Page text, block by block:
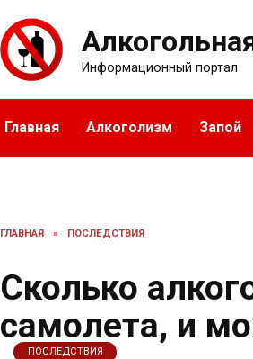
Информационный портал
Главная Алкоголизм Запой
ГЛАВНАЯ » ПОСЛЕДСТВИЯ
Сколько
самолета, и
ПОСЛЕДСТВИЯ